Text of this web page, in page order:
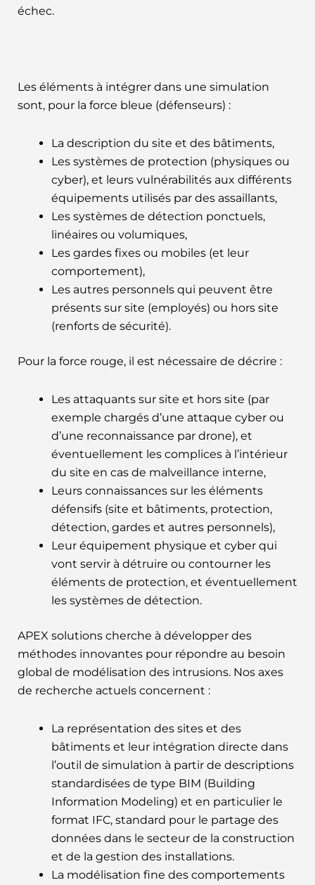
échec.
Les éléments à intégrer dans une simulation
sont, pour la force bleue (défenseurs) :
La description du site et des bâtiments,
Les systèmes de protection (physiques ou
cyber), et leurs vulnérabilités aux différents
équipements utilisés par des assaillants,
Les systèmes de détection ponctuels,
linéaires ou volumiques,
Les gardes fixes ou mobiles (et leur
comportement),
Les autres personnels qui peuvent être
présents sur site (employés) ou hors site
(renforts de sécurité).
Pour la force rouge, il est nécessaire de décrire :
Les attaquants sur site et hors site (par
exemple chargés d’une attaque cyber ou
d’une reconnaissance par drone), et
éventuellement les complices à l’intérieur
du site en cas de malveillance interne,
Leurs connaissances sur les éléments
défensifs (site et bâtiments, protection,
détection, gardes et autres personnels),
Leur équipement physique et cyber qui
vont servir à détruire ou contourner les
éléments de protection, et éventuellement
les systèmes de détection.
APEX solutions cherche à développer des
méthodes innovantes pour répondre au besoin
global de modélisation des intrusions. Nos axes
de recherche actuels concernent :
La représentation des sites et des
bâtiments et leur intégration directe dans
l’outil de simulation à partir de descriptions
standardisées de type BIM (Building
Information Modeling) et en particulier le
format IFC, standard pour le partage des
données dans le secteur de la construction
et de la gestion des installations.
La modélisation fine des comportements